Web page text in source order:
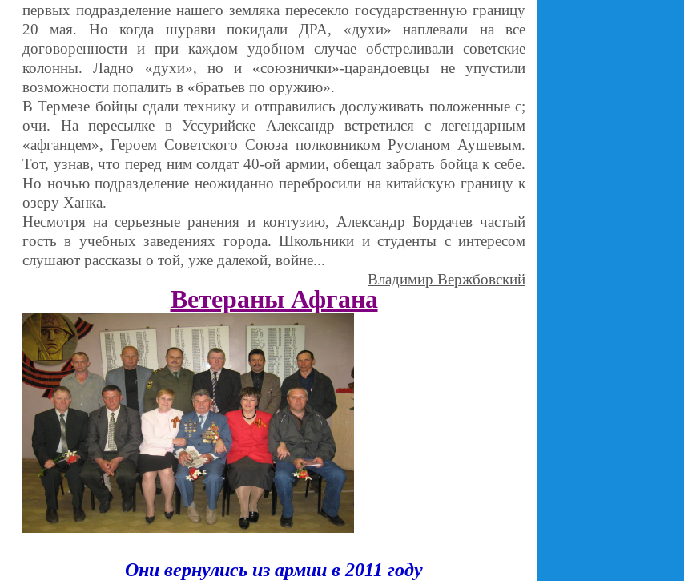
первых подразделение нашего земляка пересекло государственную границу
20 мая. Но когда шурави покидали ДРА, «духи» наплевали на все
договоренности и при каждом удобном случае обстреливали советские
колонны. Ладно «духи», но и «союзнички»-царандоевцы не упустили
возможности попалить в «братьев по оружию».
В Термезе бойцы сдали технику и отправились дослуживать положенные с;
очи. На пересылке в Уссурийске Александр встретился с легендарным
«афганцем», Героем Советского Союза полковником Русланом Аушевым.
Тот, узнав, что перед ним солдат 40-ой армии, обещал забрать бойца к себе.
Но ночью подразделение неожиданно перебросили на китайскую границу к
озеру Ханка.
Несмотря на серьезные ранения и контузию, Александр Бордачев частый
гость в учебных заведениях города. Школьники и студенты с интересом
слушают рассказы о той, уже далекой, войне...
Владимир Вержбовский
Ветераны Афгана
Они вернулись из армии в 2011 году